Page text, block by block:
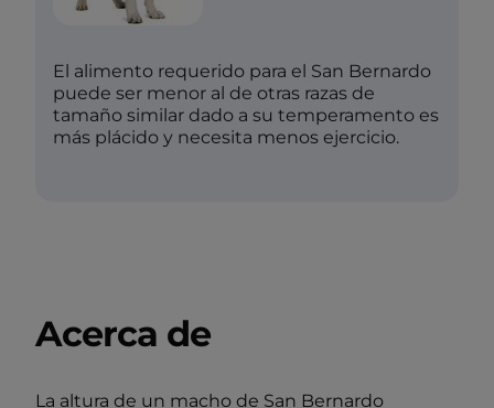
El alimento requerido para el San Bernardo
puede ser menor al de otras razas de
tamaño similar dado a su temperamento es
más plácido y necesita menos ejercicio.
Acerca de
La altura de un macho de San Bernardo